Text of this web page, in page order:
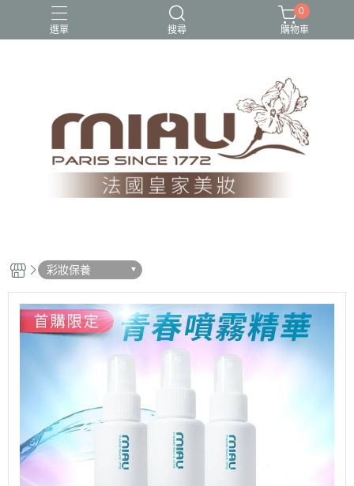
選單 搜尋
2023熱銷口碑專區
美白、保濕
超值組合商品
隱私美$1212快閃價
0
購物車
彩妝保養